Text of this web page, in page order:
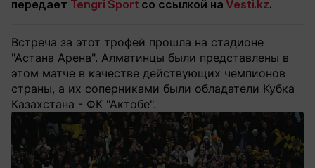
передает Tengri Sport со ссылкой наVesti.kz.
Встреча за этот трофей прошла на стадионе
"Астана Арена". Алматинцы были представлены в
этом матче в качестве действующих чемпионов
страны, а их соперниками были обладатели Кубка
Казахстана - ФК "Актобе".